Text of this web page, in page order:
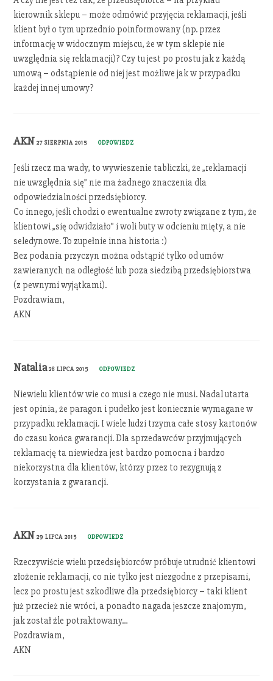
kierownik sklepu – może odmówić przyjęcia reklamacji, jeśli
klient był o tym uprzednio poinformowany (np. przez
informację w widocznym miejscu, że w tym sklepie nie
uwzględnia się reklamacji)? Czy tu jest po prostu jak z każdą
umową – odstąpienie od niej jest możliwe jak w przypadku
każdej innej umowy?
AKN27 SIERPNIA 2015 ODPOWIEDZ
Jeśli rzecz ma wady, to wywieszenie tabliczki, że „reklamacji
nie uwzględnia się” nie ma żadnego znaczenia dla
odpowiedzialności przedsiębiorcy.
Co innego, jeśli chodzi o ewentualne zwroty związane z tym, że
klientowi „się odwidziało” i woli buty w odcieniu mięty, a nie
seledynowe. To zupełnie inna historia :)
Bez podania przyczyn można odstąpić tylko od umów
zawieranych na odległość lub poza siedzibą przedsiębiorstwa
(z pewnymi wyjątkami).
Pozdrawiam,
AKN
Natalia28 LIPCA 2015 ODPOWIEDZ
Niewielu klientów wie co musi a czego nie musi. Nadal utarta
jest opinia, że paragon i pudełko jest koniecznie wymagane w
przypadku reklamacji. I wiele ludzi trzyma całe stosy kartonów
do czasu końca gwarancji. Dla sprzedawców przyjmujących
reklamację ta niewiedza jest bardzo pomocna i bardzo
niekorzystna dla klientów, którzy przez to rezygnują z
korzystania z gwarancji.
AKN29 LIPCA 2015 ODPOWIEDZ
Rzeczywiście wielu przedsiębiorców próbuje utrudnić klientowi
złożenie reklamacji, co nie tylko jest niezgodne z przepisami,
lecz po prostu jest szkodliwe dla przedsiębiorcy – taki klient
już przecież nie wróci, a ponadto nagada jeszcze znajomym,
jak został źle potraktowany…
Pozdrawiam,
AKN